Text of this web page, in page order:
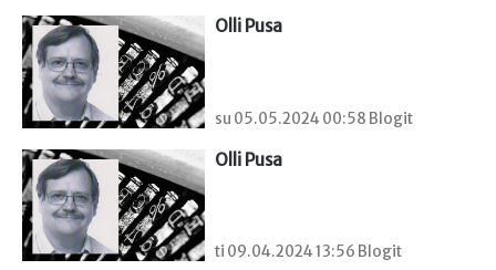
Olli Pusa
su 05.05.2024 00:58 Blogit
Olli Pusa
ti 09.04.2024 13:56 Blogit